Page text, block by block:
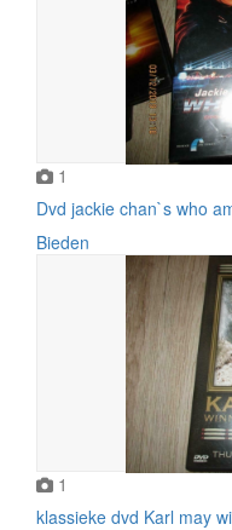
1
Dvd jackie chan`s who
Bieden
1
klassieke dvd Karl may